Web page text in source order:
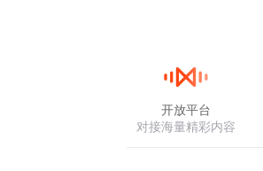
开放平台
对接海量精彩内容